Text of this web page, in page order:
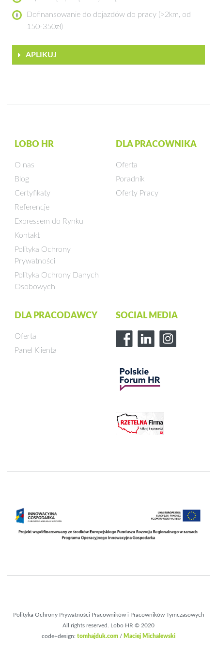
Dofinansowanie do dojazdów do pracy (>2km, od
150-350zł)
APLIKUJ
LOBO HR
O nas
Blog
Certyfikaty
Referencje
Expressem do Rynku
Kontakt
Polityka Ochrony
Prywatności
Polityka Ochrony Danych
Osobowych
DLA PRACOWNIKA
Oferta
Poradnik
Oferty Pracy
DLA PRACODAWCY
Oferta
Panel Klienta
SOCIAL MEDIA
Polityka Ochrony Prywatności Pracowników i Pracowników Tymczasowych
All rights reserved. Lobo HR © 2020
code+design: tomhajduk.com / Maciej Michalewski